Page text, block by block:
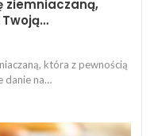
ziemniaczaną,
która z pewnością
danie na…